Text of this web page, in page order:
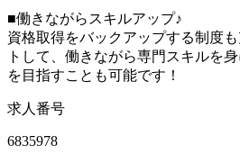
■働きながらスキルアップ♪
資格取得をバックアップする制度
トして、働きながら専門スキルを
を目指すことも可能です！
求人番号
6835978